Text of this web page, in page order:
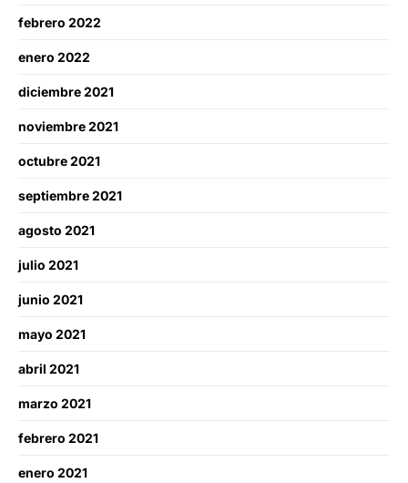
febrero 2022
enero 2022
diciembre 2021
noviembre 2021
octubre 2021
septiembre 2021
agosto 2021
julio 2021
junio 2021
mayo 2021
abril 2021
marzo 2021
febrero 2021
enero 2021